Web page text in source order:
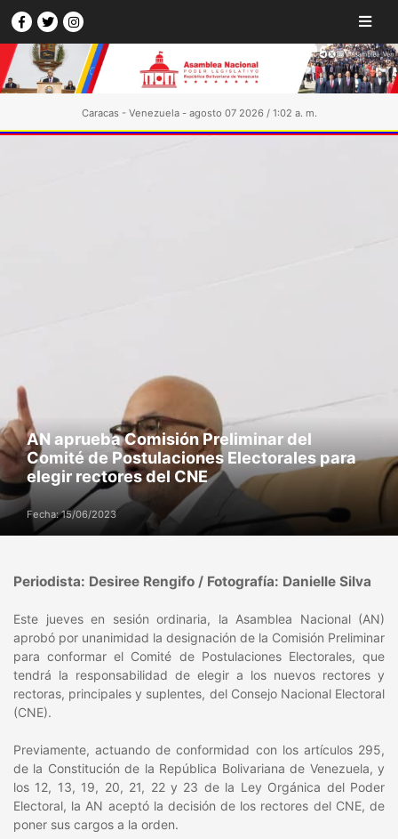
Caracas - Venezuela - agosto 07 2026 / 1:02 a. m.
AN aprueba Comisión Preliminar del
Comité de Postulaciones Electorales para
elegir rectores del CNE
Fecha: 15/06/2023
Periodista: Desiree Rengifo / Fotografía: Danielle Silva
Este jueves en sesión ordinaria, la Asamblea Nacional (AN)
aprobó por unanimidad la designación de la Comisión Preliminar
para conformar el Comité de Postulaciones Electorales, que
tendrá la responsabilidad de elegir a los nuevos rectores y
rectoras, principales y suplentes, del Consejo Nacional Electoral
(CNE).
Previamente, actuando de conformidad con los artículos 295,
de la Constitución de la República Bolivariana de Venezuela, y
los 12, 13, 19, 20, 21, 22 y 23 de la Ley Orgánica del Poder
Electoral, la AN aceptó la decisión de los rectores del CNE, de
poner sus cargos a la orden.